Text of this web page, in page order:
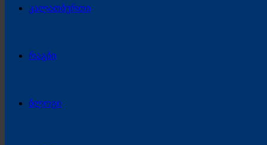
კალათბურთი
რაგბი
ბლოგი